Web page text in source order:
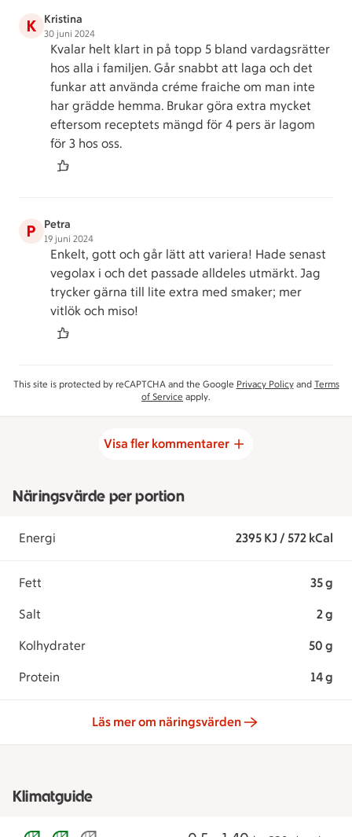
K Kristina
30 juni 2024
Kvalar helt klart in på topp 5 bland vardagsrätter
hos alla i familjen. Går snabbt att laga och det
funkar att använda créme fraiche om man inte
har grädde hemma. Brukar göra extra mycket
eftersom receptets mängd för 4 pers är lagom
för 3 hos oss.
P Petra
19 juni 2024
Enkelt, gott och går lätt att variera! Hade senast
vegolax i och det passade alldeles utmärkt. Jag
trycker gärna till lite extra med smaker; mer
vitlök och miso!
This site is protected by reCAPTCHA and the Google Privacy Policyand Terms
of Service apply.
Visa fler kommentarer
Näringsvärde per portion
Energi 2395 KJ / 572 kCal
Fett 35 g
Salt 2 g
Kolhydrater 50 g
Protein 14 g
Läs mer om näringsvärden
Klimatguide